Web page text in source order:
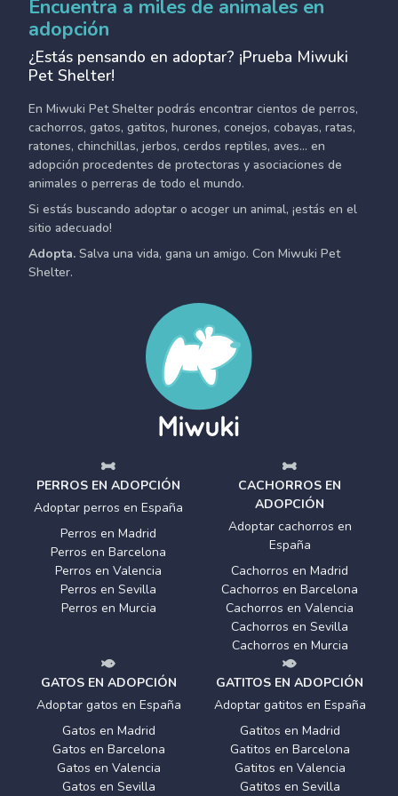
Encuentra a miles de animales en
adopción
¿Estás pensando en adoptar? ¡Prueba Miwuki
Pet Shelter!
En Miwuki Pet Shelter podrás encontrar cientos de perros,
cachorros, gatos, gatitos, hurones, conejos, cobayas, ratas,
ratones, chinchillas, jerbos, cerdos reptiles, aves... en
adopción procedentes de protectoras y asociaciones de
animales o perreras de todo el mundo.
Si estás buscando adoptar o acoger un animal, ¡estás en el
sitio adecuado!
Adopta. Salva una vida, gana un amigo. Con Miwuki Pet
Shelter.
PERROS EN ADOPCIÓN
Adoptar perros en España
Perros en Madrid
Perros en Barcelona
Perros en Valencia
Perros en Sevilla
Perros en Murcia
CACHORROS EN
ADOPCIÓN
Adoptar cachorros en
España
Cachorros en Madrid
Cachorros en Barcelona
Cachorros en Valencia
Cachorros en Sevilla
Cachorros en Murcia
GATOS EN ADOPCIÓN
Adoptar gatos en España
Gatos en Madrid
Gatos en Barcelona
Gatos en Valencia
Gatos en Sevilla
GATITOS EN ADOPCIÓN
Adoptar gatitos en España
Gatitos en Madrid
Gatitos en Barcelona
Gatitos en Valencia
Gatitos en Sevilla